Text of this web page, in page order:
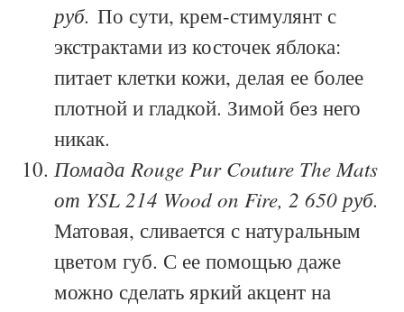
руб. По сути, крем-стимулянт с
экстрактами из косточек яблока:
питает клетки кожи, делая ее более
плотной и гладкой. Зимой без него
никак.
Помада Rouge Pur Couture The Mats
от YSL 214 Wood on Fire, 2 650 руб.
Матовая, сливается с натуральным
цветом губ. С ее помощью даже
можно сделать яркий акцент на